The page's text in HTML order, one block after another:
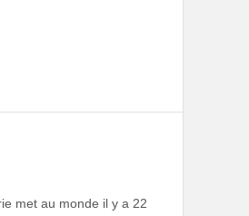
met au monde il y a 22